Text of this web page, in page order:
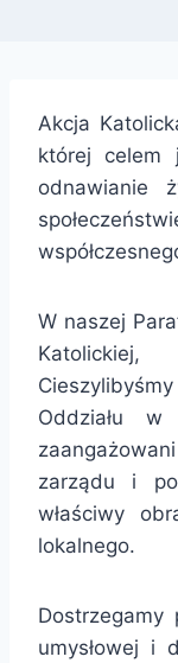
Akcja
której celem
odnawianie
W naszej
Oddziału
zarządu i
właściwy
lokalnego.
Dostrzegamy
umysłowej i